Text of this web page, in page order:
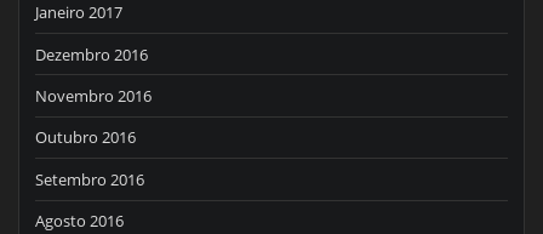
Janeiro 2017
Dezembro 2016
Novembro 2016
Outubro 2016
Setembro 2016
Agosto 2016